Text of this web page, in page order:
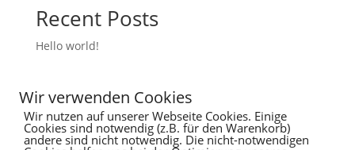
Recent Posts
Hello world!
Recent Comments
Es sind keine Kommentare vorhanden.
Wir verwenden Cookies
Wir nutzen auf unserer Webseite Cookies. Einige
Cookies sind notwendig (z.B. für den Warenkorb)
andere sind nicht notwendig. Die nicht-notwendigen